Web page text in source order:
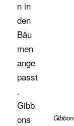
Gibbon
n in
den
Bäu
men
ange
passt
.
Gibb
ons